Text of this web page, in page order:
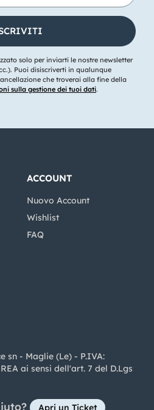
solo per inviarti le nostre newsletter
Puoi disiscriverti in qualunque
che troverai alla fine della
sulla gestione dei tuoi dati.
ACCOUNT
Nuovo Account
Wishlist
FAQ
sn - Maglie (Le) - P.IVA:
ai sensi dell'art. 7 del D.Lgs
Apri un Ticket